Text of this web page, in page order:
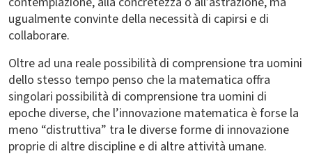
ugualmente convinte della necessità di capirsi e di
collaborare.
Oltre ad una reale possibilità di comprensione tra uomini
dello stesso tempo penso che la matematica offra
singolari possibilità di comprensione tra uomini di
epoche diverse, che l’innovazione matematica è forse la
meno “distruttiva” tra le diverse forme di innovazione
proprie di altre discipline e di altre attività umane.